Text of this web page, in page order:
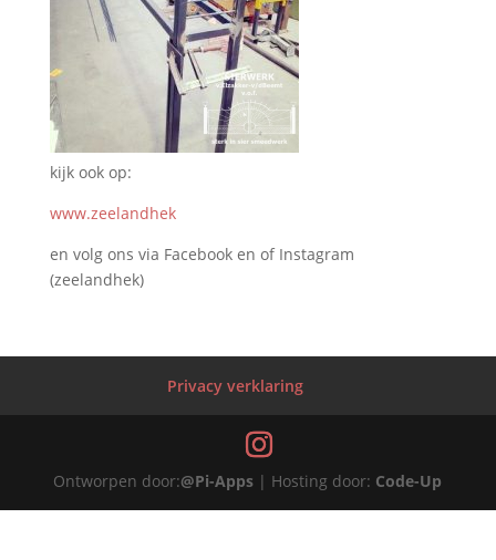
kijk ook op:
www.zeelandhek
en volg ons via Facebook en of Instagram
(zeelandhek)
Privacy verklaring
Ontworpen door:@Pi-Apps | Hosting door: Code-Up